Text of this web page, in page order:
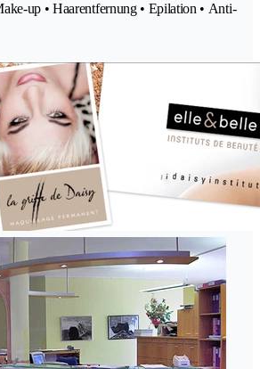
up • Haarentfernung • Epilation • Anti-